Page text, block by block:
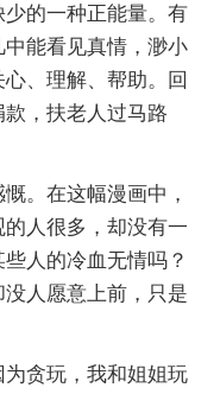
的一种正能量。有
能看见真情，渺小
、理解、帮助。回
，扶老人过马路
。在这幅漫画中，
人很多，却没有一
人的冷血无情吗？
人愿意上前，只是
贪玩，我和姐姐玩